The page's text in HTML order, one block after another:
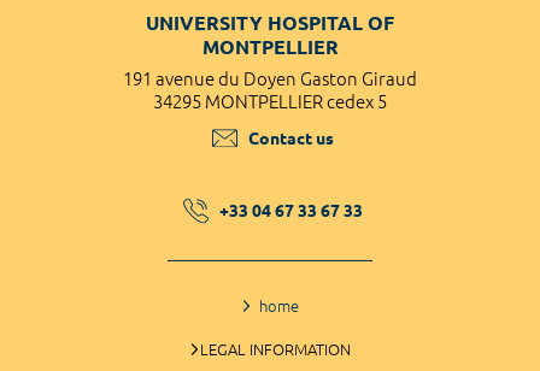
UNIVERSITY HOSPITAL OF
MONTPELLIER
191 avenue du Doyen Gaston Giraud
34295 MONTPELLIER cedex 5
Contact us
+33 04 67 33 67 33
home
LEGAL INFORMATION